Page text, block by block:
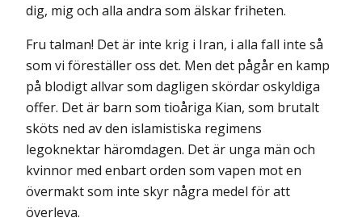
dig, mig och alla andra som älskar friheten.
Fru talman! Det är inte krig i Iran, i alla fall inte så
som vi föreställer oss det. Men det pågår en kamp
på blodigt allvar som dagligen skördar oskyldiga
offer. Det är barn som tioåriga Kian, som brutalt
sköts ned av den islamistiska regimens
legoknektar häromdagen. Det är unga män och
kvinnor med enbart orden som vapen mot en
övermakt som inte skyr några medel för att
överleva.